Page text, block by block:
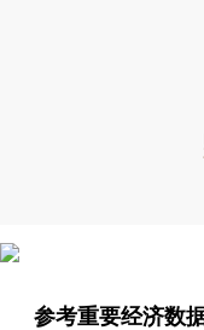
参考重要经济数